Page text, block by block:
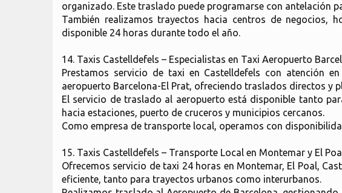
organizado. Este traslado puede programarse con antelación
También realizamos trayectos hacia centros de negocios,
disponible 24 horas durante todo el año.
14. Taxis Castelldefels – Especialistas en Taxi Aeropuerto
Prestamos servicio de taxi en Castelldefels con atención
aeropuerto Barcelona-El Prat, ofreciendo traslados directos y
El servicio de traslado al aeropuerto está disponible tanto
hacia estaciones, puerto de cruceros y municipios cercanos.
Como empresa de transporte local, operamos con
15. Taxis Castelldefels – Transporte Local en Montemar y El
Ofrecemos servicio de taxi 24 horas en Montemar, El Poal,
eficiente, tanto para trayectos urbanos como interurbanos.